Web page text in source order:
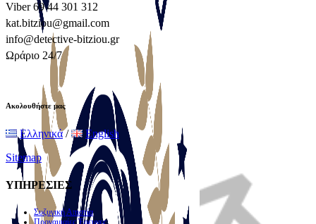
Viber 69 44 301 312
kat.bitziou@gmail.com
info@detective-bitziou.gr
Ωράριο 24/7
Ακολουθήστε μας
Ελληνικά/
English
Sitemap
ΥΠΗΡΕΣΙΕΣ
Συζυγική Απιστία
Προγαμιαίες Έρευνες